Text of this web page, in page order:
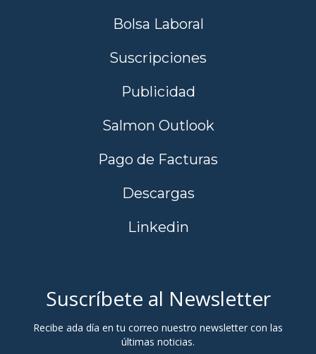
Bolsa Laboral
Suscripciones
Publicidad
Salmon Outlook
Pago de Facturas
Descargas
Linkedin
Suscríbete al Newsletter
Recibe ada día en tu correo nuestro newsletter con las
últimas noticias.